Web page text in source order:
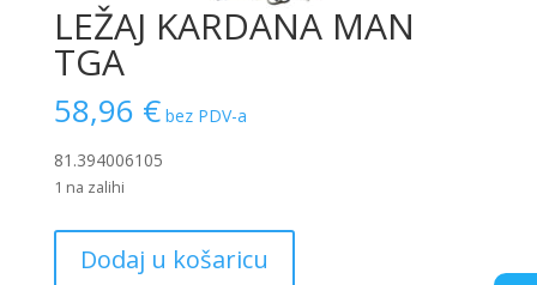
LEŽAJ KARDANA MAN
TGA
58,96 € bez PDV-a
81.394006105
1 na zalihi
KARDANA
Dodaj u košaricu